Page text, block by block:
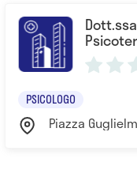
PSICOLOGO
Piazza